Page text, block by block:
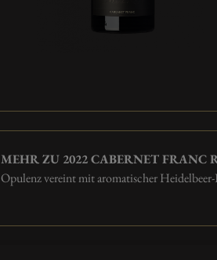
MEHR ZU 2022 CABERNET FRANC
Opulenz vereint mit aromatischer